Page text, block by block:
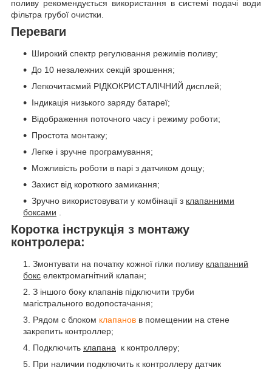
поливу рекомендується використання в системі подачі води
фільтра грубої очистки.
Переваги
Широкий спектр регулювання режимів поливу;
До 10 незалежних секцій зрошення;
Легкочитаємий РІДКОКРИСТАЛІЧНИЙ дисплей;
Індикація низького заряду батареї;
Відображення поточного часу і режиму роботи;
Простота монтажу;
Легке і зручне програмування;
Можливість роботи в парі з датчиком дощу;
Захист від короткого замикання;
Зручно використовувати у комбінації з клапанними
боксами
Коротка інструкція з монтажу
контролера:
Змонтувати на початку кожної гілки поливу клапанний
бокс електромагнітний клапан;
З іншого боку клапанів підключити труби
магістрального водопостачання;
Рядом с блоком клапанов в помещении на стене
закрепить контроллер;
Подключить клапана к контроллеру;
При наличии подключить к контроллеру датчик